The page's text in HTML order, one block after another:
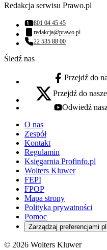
Redakcja serwisu Prawo.pl
Numer telefonu:
801 04 45 45
Adres email:
redakcja@prawo.pl
Numer telefonu:
22 535 88 00
Śledź nas
facebook - otwiera
Przejdź do
x - otwiera się w nowej karcie
Przejdź do
youtube - otwiera się
Odwiedź
O nas
Zespół
Kontakt
Regulamin
Księgarnia Profinfo.pl
Wolters Kluwer
FEPI
FPOP
Mapa strony
Polityka prywatności
Pomoc
Zarządzaj preferencjami
© 2026 Wolters Kluwer